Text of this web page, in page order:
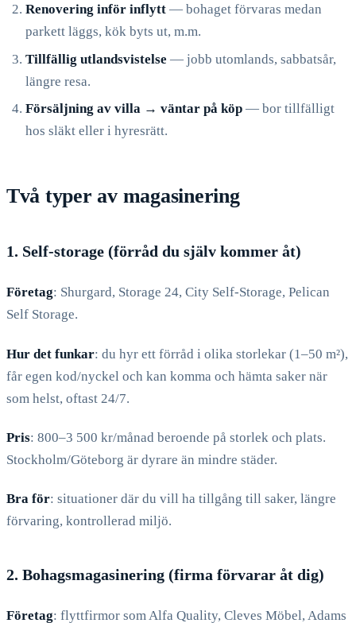
Renovering inför inflytt — bohaget förvaras medan
parkett läggs, kök byts ut, m.m.
Tillfällig utlandsvistelse — jobb utomlands, sabbatsår,
längre resa.
Försäljning av villa → väntar på köp — bor tillfälligt
hos släkt eller i hyresrätt.
Två typer av magasinering
1. Self-storage (förråd du själv kommer åt)
Företag: Shurgard, Storage 24, City Self-Storage, Pelican
Self Storage.
Hur det funkar: du hyr ett förråd i olika storlekar (1–50 m²),
får egen kod/nyckel och kan komma och hämta saker när
som helst, oftast 24/7.
Pris: 800–3 500 kr/månad beroende på storlek och plats.
Stockholm/Göteborg är dyrare än mindre städer.
Bra för: situationer där du vill ha tillgång till saker, längre
förvaring, kontrollerad miljö.
2. Bohagsmagasinering (firma förvarar åt dig)
Företag: flyttfirmor som Alfa Quality, Cleves Möbel, Adams